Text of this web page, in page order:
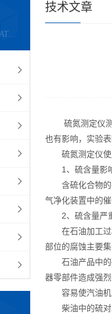
PRODUCT CLASSIFICATION
技术文章
硫氮测定仪测
也有影响，实验
硫氮测定仪使
1、硫含量影
含硫化合物的存
气净化装置中的
2、硫含量严
在石油加工过程
部位的腐蚀主要
石油产品中的硫
器零部件造成强
容易使汽油机
柴油中的硫对发